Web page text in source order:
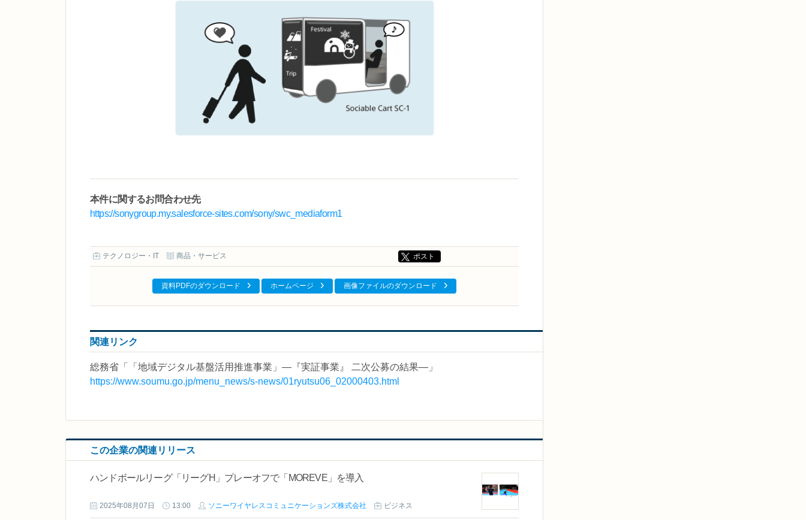
本件に関するお問合わせ先
https://sonygroup.my.salesforce-sites.com/sony/swc_mediaform1
テクノロジー・IT 商品・サービス ポスト
資料PDFのダウンロード ホームページ 画像ファイルのダウンロード
関連リンク
総務省「「地域デジタル基盤活用推進事業」―『実証事業』 二次公募の結果―」
https://www.soumu.go.jp/menu_news/s-news/01ryutsu06_02000403.html
この企業の関連リリース
ハンドボールリーグ「リーグH」プレーオフで「MOREVE」を導入
2025年08月07日 13:00 ソニーワイヤレスコミュニケーションズ株式会社 ビジネス